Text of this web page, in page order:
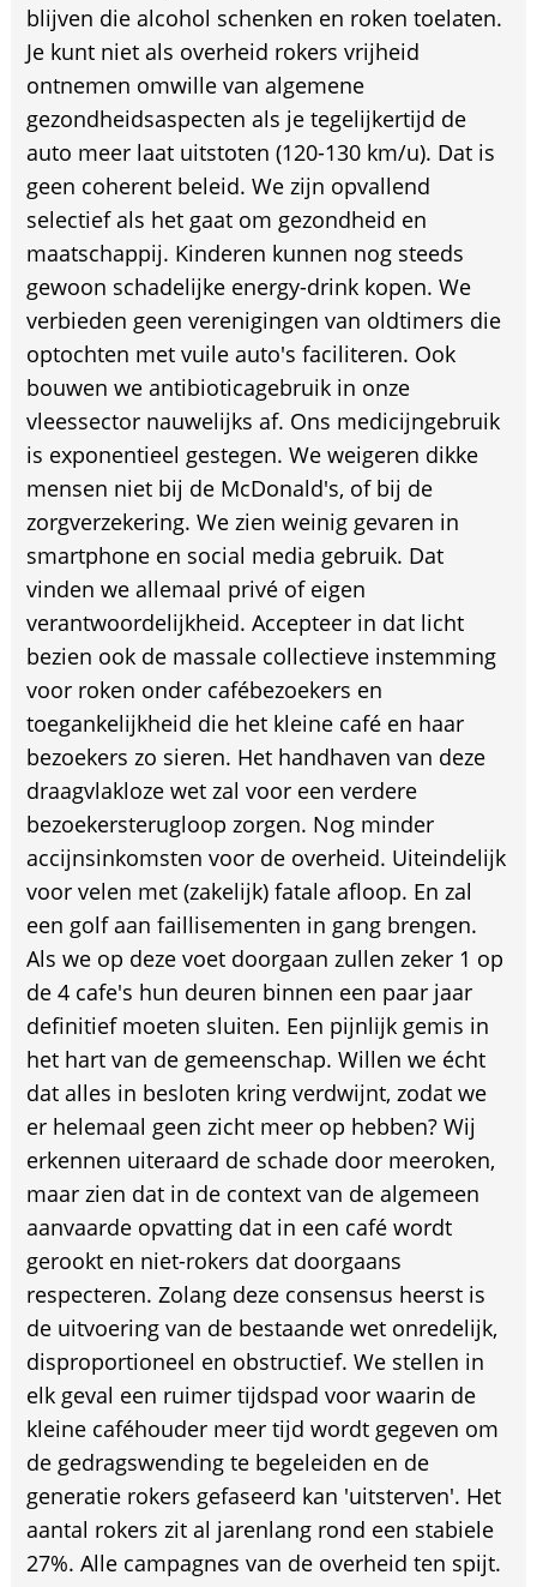
blijven die alcohol schenken en roken toelaten.
Je kunt niet als overheid rokers vrijheid
ontnemen omwille van algemene
gezondheidsaspecten als je tegelijkertijd de
auto meer laat uitstoten (120-130 km/u). Dat is
geen coherent beleid. We zijn opvallend
selectief als het gaat om gezondheid en
maatschappij. Kinderen kunnen nog steeds
gewoon schadelijke energy-drink kopen. We
verbieden geen verenigingen van oldtimers die
optochten met vuile auto's faciliteren. Ook
bouwen we antibioticagebruik in onze
vleessector nauwelijks af. Ons medicijngebruik
is exponentieel gestegen. We weigeren dikke
mensen niet bij de McDonald's, of bij de
zorgverzekering. We zien weinig gevaren in
smartphone en social media gebruik. Dat
vinden we allemaal privé of eigen
verantwoordelijkheid. Accepteer in dat licht
bezien ook de massale collectieve instemming
voor roken onder cafébezoekers en
toegankelijkheid die het kleine café en haar
bezoekers zo sieren. Het handhaven van deze
draagvlakloze wet zal voor een verdere
bezoekersterugloop zorgen. Nog minder
accijnsinkomsten voor de overheid. Uiteindelijk
voor velen met (zakelijk) fatale afloop. En zal
een golf aan faillisementen in gang brengen.
Als we op deze voet doorgaan zullen zeker 1 op
de 4 cafe's hun deuren binnen een paar jaar
definitief moeten sluiten. Een pijnlijk gemis in
het hart van de gemeenschap. Willen we écht
dat alles in besloten kring verdwijnt, zodat we
er helemaal geen zicht meer op hebben? Wij
erkennen uiteraard de schade door meeroken,
maar zien dat in de context van de algemeen
aanvaarde opvatting dat in een café wordt
gerookt en niet-rokers dat doorgaans
respecteren. Zolang deze consensus heerst is
de uitvoering van de bestaande wet onredelijk,
disproportioneel en obstructief. We stellen in
elk geval een ruimer tijdspad voor waarin de
kleine caféhouder meer tijd wordt gegeven om
de gedragswending te begeleiden en de
generatie rokers gefaseerd kan 'uitsterven'. Het
aantal rokers zit al jarenlang rond een stabiele
27%. Alle campagnes van de overheid ten spijt.